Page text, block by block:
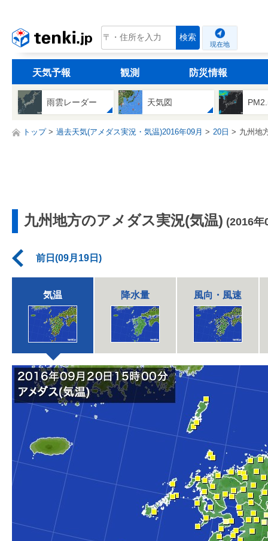
tenki.jp 検索
現在地
天気予報 観測 防災情報
雨雲レーダー 天気図
トップ 過去天気(アメダス実況・気温)2016年09月 20日 九州地
九州地方のアメダス実況(気温) (2016年
前日(09月19日)
気温 降水量 風向・風速